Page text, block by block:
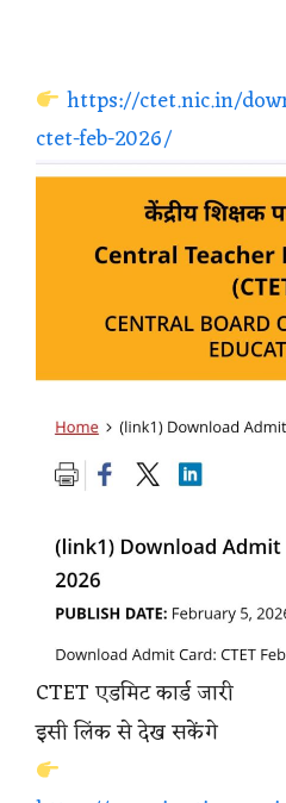
https://ctet.nic.in/
ctet-feb-2026/
CTET एडमिट कार्ड जारी
इसी लिंक से देख सकेंगे